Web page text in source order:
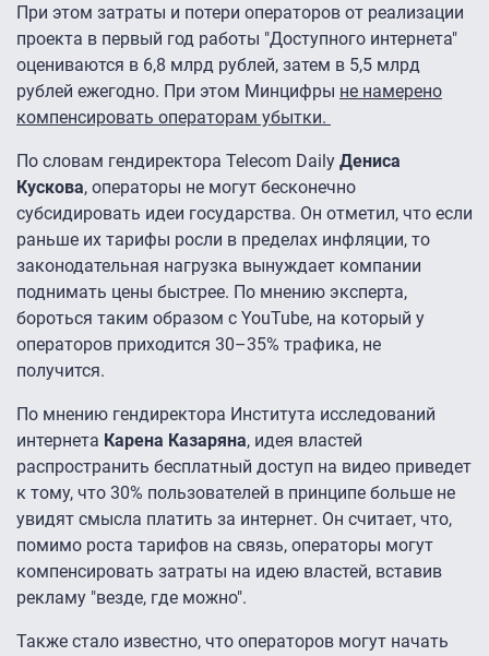
При этом затраты и потери операторов от реализации
проекта в первый год работы "Доступного интернета"
оцениваются в 6,8 млрд рублей, затем в 5,5 млрд
рублей ежегодно. При этом Минцифры не намерено
компенсировать операторам убытки.
По словам гендиректора Telecom Daily Дениса
Кускова, операторы не могут бесконечно
субсидировать идеи государства. Он отметил, что если
раньше их тарифы росли в пределах инфляции, то
законодательная нагрузка вынуждает компании
поднимать цены быстрее. По мнению эксперта,
бороться таким образом с YouTube, на который у
операторов приходится 30–35% трафика, не
получится.
По мнению гендиректора Института исследований
интернета Карена Казаряна, идея властей
распространить бесплатный доступ на видео приведет
к тому, что 30% пользователей в принципе больше не
увидят смысла платить за интернет. Он считает, что,
помимо роста тарифов на связь, операторы могут
компенсировать затраты на идею властей, вставив
рекламу "везде, где можно".
Также стало известно, что операторов могут начать